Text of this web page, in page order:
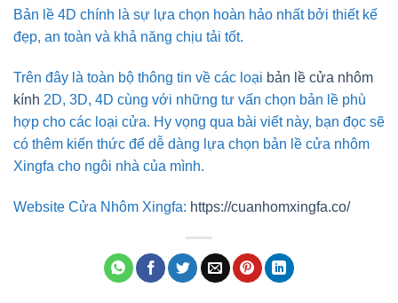
Bản lề 4D chính là sự lựa chọn hoàn hảo nhất bởi thiết kế
đẹp, an toàn và khả năng chịu tải tốt.
Trên đây là toàn bộ thông tin về các loại bản lề cửa nhôm
kính 2D, 3D, 4D cùng với những tư vấn chọn bản lề phù
hợp cho các loại cửa. Hy vọng qua bài viết này, bạn đọc sẽ
có thêm kiến thức để dễ dàng lựa chọn bản lề cửa nhôm
Xingfa cho ngôi nhà của mình.
Website Cửa Nhôm Xingfa: https://cuanhomxingfa.co/